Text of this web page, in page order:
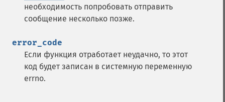
необходимость попробовать отправить
сообщение несколько позже.
error_code
Если функция отработает неудачно, то этот
код будет записан в системную переменную
errno.